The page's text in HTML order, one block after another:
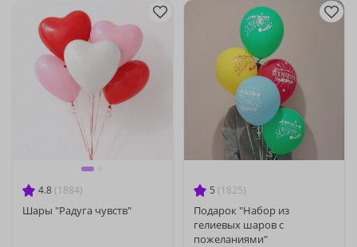
4.8 (1884)
Шары "Радуга чувств"
5 (1825)
Подарок "Набор из
гелиевых шаров с
пожеланиями"